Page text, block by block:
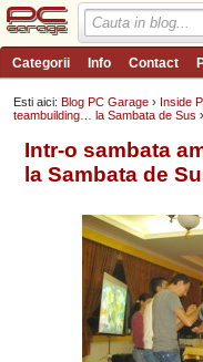
Categorii Info Contact
Review-uri Wishlist PC
Esti aici:Blog PC Garage › Inside
teambuilding… la Sambata de Sus
Intr-o sambata
la Sambata de